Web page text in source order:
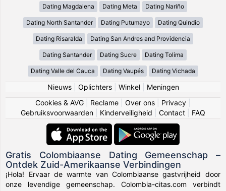
Dating Magdalena Dating Meta Dating Nariño
Dating North Santander Dating Putumayo Dating Quindio
Dating Risaralda Dating San Andres and Providencia
Dating Santander Dating Sucre Dating Tolima
Dating Valle del Cauca Dating Vaupés Dating Vichada
Nieuws| Oplichters| Winkel| Meningen
Cookies & AVG
Reclame Over ons Privacy
Gebruiksvoorwaarden
Kinderveiligheid Contact FAQ
Gratis Colombiaanse Dating Gemeenschap –
Ontdek Zuid-Amerikaanse Verbindingen
¡Hola! Ervaar de warmte van Colombiaanse gastvrijheid door
onze levendige gemeenschap. Colombia-citas.com verbindt